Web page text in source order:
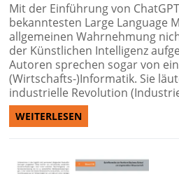
Mit der Einführung von
bekanntesten Large Language
allgemeinen Wahrnehmung
der Künstlichen Intelligenz
Autoren sprechen sogar von
(Wirtschafts-)Informatik. Sie
industrielle Revolution
WEITERLESEN